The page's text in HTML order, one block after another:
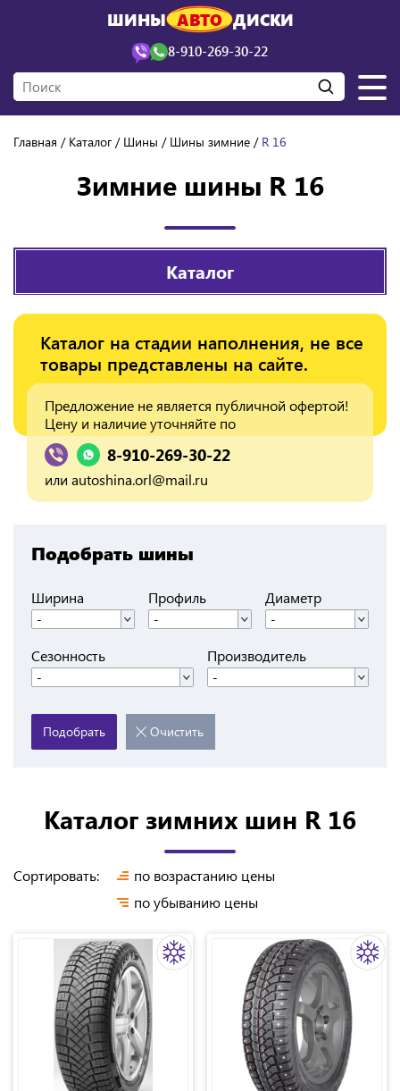
ШИНЫ АВТО ДИСКИ
8-910-269-30-22
Главная Каталог Шины Шины зимние R 16
Зимние шины R 16
Каталог
Каталог на стадии наполнения, не все
товары представлены на сайте.
Предложение не является публичной офертой!
Цену и наличие уточняйте по
8-910-269-30-22
или autoshina.orl@mail.ru
Подобрать шины
Ширина
-
Профиль
-
Диаметр
-
Сезонность
-
Производитель
-
Подобрать Очистить
Каталог зимних шин R 16
Сортировать:
по возрастанию цены
по убыванию цены